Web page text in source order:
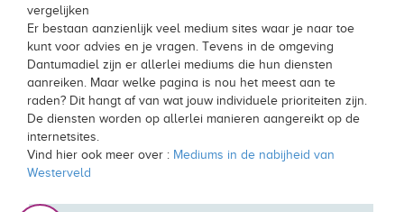
vergelijken
Er bestaan aanzienlijk veel medium sites waar je naar toe
kunt voor advies en je vragen. Tevens in de omgeving
Dantumadiel zijn er allerlei mediums die hun diensten
aanreiken. Maar welke pagina is nou het meest aan te
raden? Dit hangt af van wat jouw individuele prioriteiten zijn.
De diensten worden op allerlei manieren aangereikt op de
internetsites.
Vind hier ook meer over : Mediums in de nabijheid van
Westerveld